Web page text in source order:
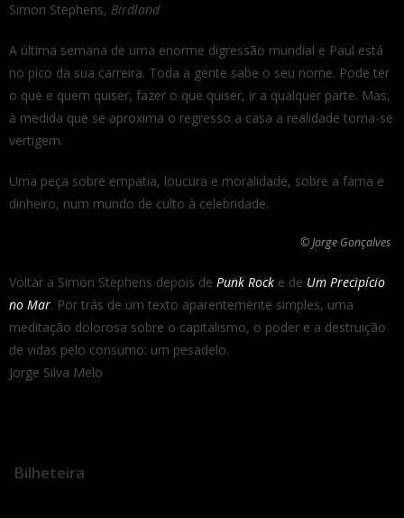
Simon Stephens, Birdland
A última semana de uma enorme digressão mundial e Paul está
no pico da sua carreira. Toda a gente sabe o seu nome. Pode ter
o que e quem quiser, fazer o que quiser, ir a qualquer parte. Mas,
à medida que se aproxima o regresso a casa a realidade torna-se
vertigem.
Uma peça sobre empatia, loucura e moralidade, sobre a fama e
dinheiro, num mundo de culto à celebridade.
© Jorge Gonçalves
Voltar a Simon Stephens depois de Punk Rock e de Um Precipício
no Mar. Por trás de um texto aparentemente simples, uma
meditação dolorosa sobre o capitalismo, o poder e a destruição
de vidas pelo consumo: um pesadelo.
Jorge Silva Melo
Bilheteira